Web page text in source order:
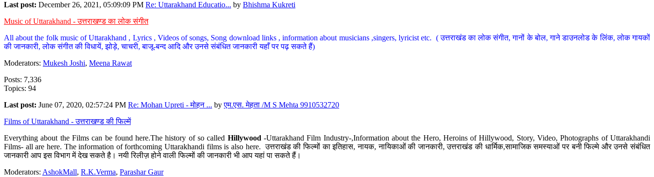
Last post: December 26, 2021, 05:09:09 PM Re: Uttarakhand Educatio... by Bhishma Kukreti
Music of Uttarakhand - उत्तराखण्ड का लोक संगीत
All about the folk music of Uttarakhand , Lyrics , Videos of songs, Song download links , information about musicians ,singers, lyricist etc. ( उत्तराखंड का लोक संगीत, गानों के बोल, गाने डाउनलोड के लिंक, लोक गायकों
की जानकारी, लोक संगीत की विधायें, झोड़े, चाचरी, बाजू-बन्द आदि और उनसे संबंधित जानकारी यहाँ पर पढ़ सकते हैं)
Moderators: Mukesh Joshi, Meena Rawat
Posts: 7,336
Topics: 94
Last post: June 07, 2020, 02:57:24 PM Re: Mohan Upreti - मोहन ... byएम.एस. मेहता /M S Mehta 9910532720
Films of Uttarakhand - उत्तराखण्ड की फिल्में
Everything about the Films can be found here.The history of so called Hillywood-Uttarakhand Film Industry-,Information about the Hero, Heroins of Hillywood, Story, Video, Photographs of Uttarakhandi
Films- all are here. The information of forthcoming Uttarakhandi films is also here. उत्तराखंड की फिल्मों का इतिहास, नायक, नायिकाओं की जानकारी, उत्तराखंड की धार्मिक,सामाजिक समस्याओं पर बनी फिल्मे और उनसे संबंधित
जानकारी आप इस विभाग में देख सकते है। नयी रिलीज़ होने वाली फिल्मों की जानकारी भी आप यहां पा सकते हैं।
Moderators: AshokMall, R.K.Verma, Parashar Gaur